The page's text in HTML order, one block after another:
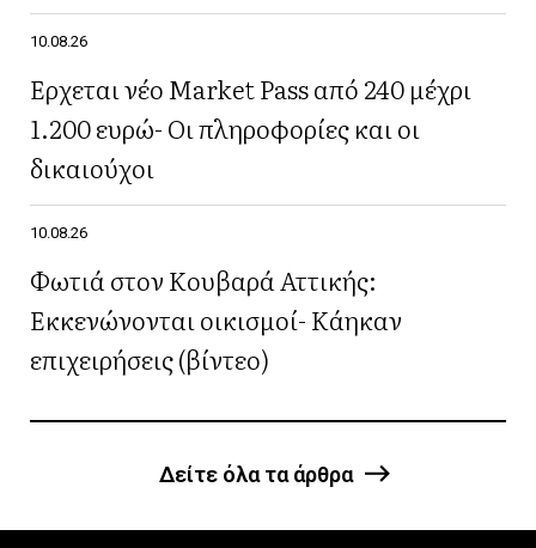
10.08.26
Έρχεται νέο Market Pass από 240 μέχρι
1.200 ευρώ- Οι πληροφορίες και οι
δικαιούχοι
10.08.26
Φωτιά στον Κουβαρά Αττικής:
Εκκενώνονται οικισμοί- Κάηκαν
επιχειρήσεις (βίντεο)
Δείτε όλα τα άρθρα